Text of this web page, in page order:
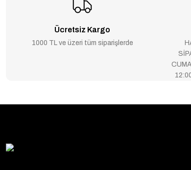
Ücretsiz Kargo
1000 TL ve üzeri tüm siparişlerde